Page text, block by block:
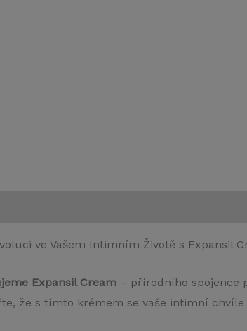
ve Vašem Intimním Životě s Expansil
Expansil Cream– přírodního spojence
že s tímto krémem se vaše intimní